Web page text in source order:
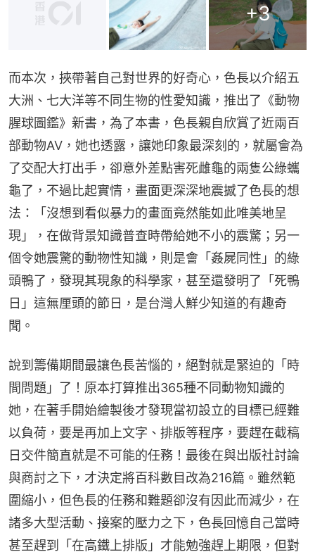
+3
而本次，挾帶著自己對世界的好奇心，色長以介紹五
大洲、七大洋等不同生物的性愛知識，推出了《動物
腥球圖鑑》新書，為了本書，色長親自欣賞了近兩百
部動物AV，她也透露，讓她印象最深刻的，就屬會為
了交配大打出手，卻意外差點害死雌龜的兩隻公綠蠵
龜了，不過比起實情，畫面更深深地震撼了色長的想
法：「沒想到看似暴力的畫面竟然能如此唯美地呈
現」，在做背景知識普查時帶給她不小的震驚；另一
個令她震驚的動物性知識，則是會「姦屍同性」的綠
頭鴨了，發現其現象的科學家，甚至還發明了「死鴨
日」這無厘頭的節日，是台灣人鮮少知道的有趣奇
聞。
說到籌備期間最讓色長苦惱的，絕對就是緊迫的「時
間問題」了！原本打算推出365種不同動物知識的
她，在著手開始繪製後才發現當初設立的目標已經難
以負荷，要是再加上文字、排版等程序，要趕在截稿
日交件簡直就是不可能的任務！最後在與出版社討論
與商討之下，才決定將百科數目改為216篇。雖然範
圍縮小，但色長的任務和難題卻沒有因此而減少，在
諸多大型活動、接案的壓力之下，色長回憶自己當時
甚至趕到「在高鐵上排版」才能勉強趕上期限，但對